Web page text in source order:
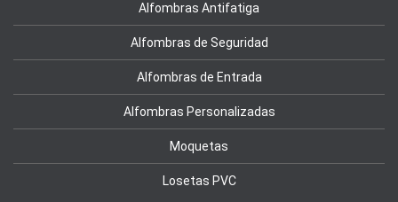
Alfombras Antifatiga
Alfombras de Seguridad
Alfombras de Entrada
Alfombras Personalizadas
Moquetas
Losetas PVC